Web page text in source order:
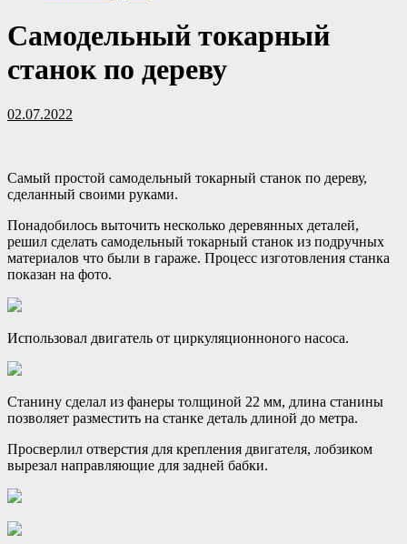
Самодельный токарный
станок по дереву
02.07.2022
Самый простой самодельный токарный станок по дереву,
сделанный своими руками.
Понадобилось выточить несколько деревянных деталей,
решил сделать самодельный токарный станок из подручных
материалов что были в гараже. Процесс изготовления станка
показан на фото.
Использовал двигатель от циркуляционноного насоса.
Станину сделал из фанеры толщиной 22 мм, длина станины
позволяет разместить на станке деталь длиной до метра.
Просверлил отверстия для крепления двигателя, лобзиком
вырезал направляющие для задней бабки.